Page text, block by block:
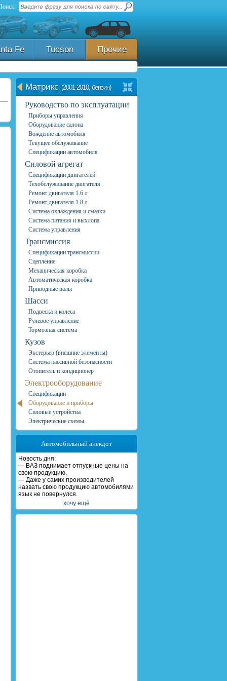
Fe Tucson Прочие
Матрикс (2001-2010, бензин)
Руководство по эксплуатации
Приборы управления
Оборудование салона
Вождение автомобиля
Текущее обслуживание
Спецификации автомобиля
Силовой агрегат
Спецификации двигателей
Техобслуживание двигателя
Ремонт двигателя 1.6 л
Ремонт двигателя 1.8 л
Система охлаждения и смазки
Система питания и выхлопа
Система управления
Трансмиссия
Спецификации трансмиссии
Сцепление
Механическая коробка
Автоматическая коробка
Приводные валы
Шасси
Подвеска и колеса
Рулевое управление
Тормозная система
Кузов
Экстерьер (внешние элементы)
Система пассивной безопасности
Отопитель и кондиционер
Электрооборудование
Спецификации
Оборудование и приборы
Силовые устройства
Электрические схемы
Автомобильный анекдот
Новость дня:
— ВАЗ поднимает отпускные цены на
свою продукцию.
— Даже у самих производителей
назвать свою продукцию автомобилями
язык не повернулся.
хочу ещё